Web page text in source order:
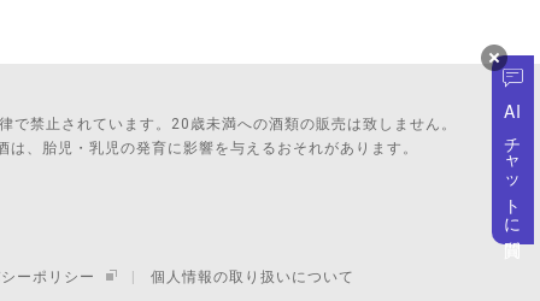
で禁止されています。20歳未満への酒類の販売は致しません。
は、胎児・乳児の発育に影響を与えるおそれがあります。
ーポリシー 個人情報の取り扱いについて
AI
チャットに質問